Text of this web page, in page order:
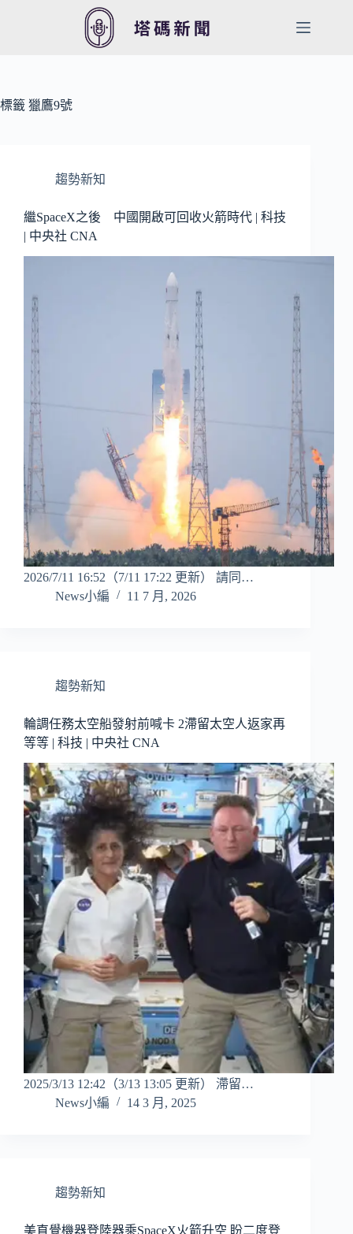
容
標籤 獵鷹9號
趨勢新知
繼SpaceX之後 中國開啟可回收火箭時代 | 科技
| 中央社 CNA
2026/7/11 16:52（7/11 17:22 更新） 請同…
News小編
11 7 月, 2026
趨勢新知
輪調任務太空船發射前喊卡 2滯留太空人返家再
等等 | 科技 | 中央社 CNA
2025/3/13 12:42（3/13 13:05 更新） 滯留…
News小編
14 3 月, 2025
趨勢新知
美直覺機器登陸器乘SpaceX火箭升空 盼二度登